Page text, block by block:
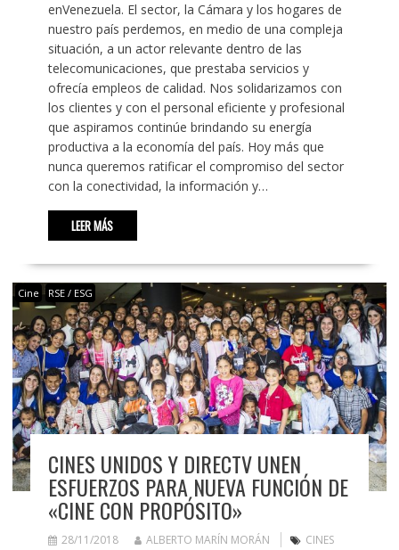
enVenezuela. El sector, la Cámara y los hogares de
nuestro país perdemos, en medio de una compleja
situación, a un actor relevante dentro de las
telecomunicaciones, que prestaba servicios y
ofrecía empleos de calidad. Nos solidarizamos con
los clientes y con el personal eficiente y profesional
que aspiramos continúe brindando su energía
productiva a la economía del país. Hoy más que
nunca queremos ratificar el compromiso del sector
con la conectividad, la información y…
LEER MÁS
Cine RSE / ESG
CINES UNIDOS Y DIRECTV UNEN
ESFUERZOS PARA NUEVA FUNCIÓN DE
«CINE CON PROPÓSITO»
28/11/2018 ALBERTO MARÍN MORÁN
CINES